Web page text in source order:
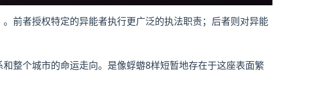
前者授权特定的异能者执行更广泛的执法职责；后者则对异能
整个城市的命运走向。是像蜉蝣8样短暂地存在于这座表面繁